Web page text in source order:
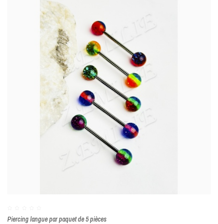
Piercing langue par paquet de 5 pièces